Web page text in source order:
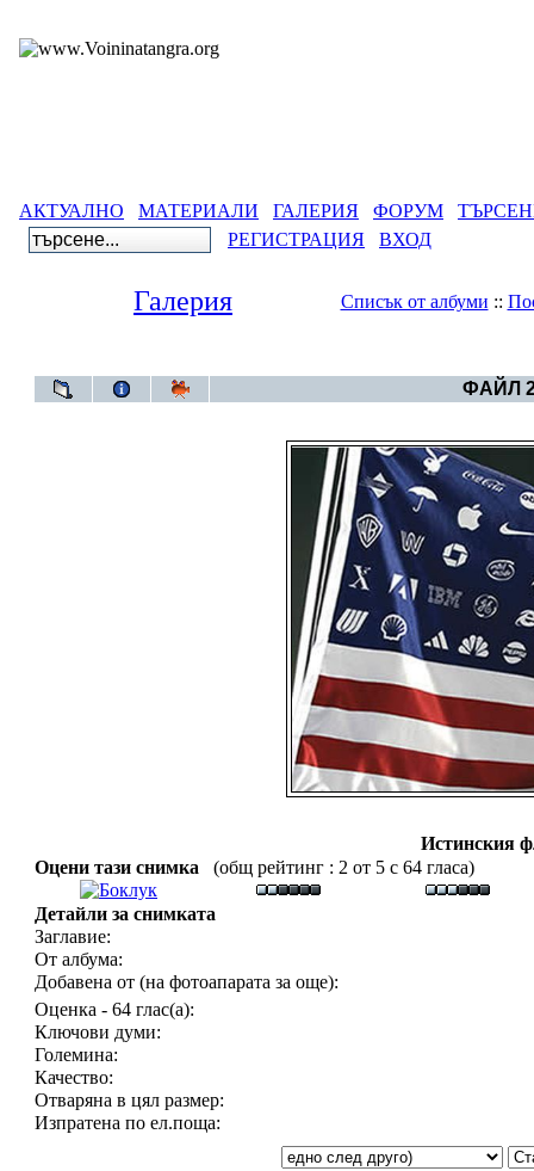
АКТУАЛНО МАТЕРИАЛИ ГАЛЕРИЯ ФОРУМ
РЕГИСТРАЦИЯ
ВХОД
Галерия Списък от албуми ::
ФАЙЛ
Истинския
Оцени тази снимка
(общ рейтинг : 2 от 5 с 64 гласа)
Детайли за снимката
Заглавие:
От албума:
Добавена от (на фотоапарата за още):
Оценка - 64 глас(а):
Ключови думи:
Големина:
Качество:
Отваряна в цял размер:
Изпратена по ел.поща: